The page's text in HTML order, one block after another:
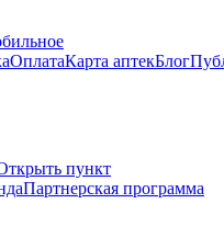
ОплатаКарта аптекБлог
пункт
Партнерская программа